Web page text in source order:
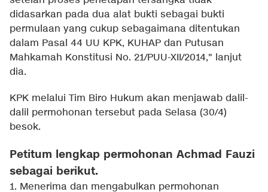
didasarkan pada dua alat bukti sebagai bukti
permulaan yang cukup sebagaimana ditentukan
dalam Pasal 44 UU KPK, KUHAP dan Putusan
Mahkamah Konstitusi No. 21/PUU-XII/2014," lanjut
dia.
KPK melalui Tim Biro Hukum akan menjawab dalil-
dalil permohonan tersebut pada Selasa (30/4)
besok.
Petitum lengkap permohonan Achmad Fauzi
sebagai berikut.
1. Menerima dan mengabulkan permohonan